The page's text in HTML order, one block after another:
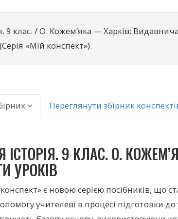
9 клас. / О. Кожем’яка — Xарків:
«Мій конспект»).
Переглянути збірник
ІСТОРІЯ. 9 КЛАС. О.
УРОКІВ
є новою серією посібників, що
учителеві в процесі підготовки